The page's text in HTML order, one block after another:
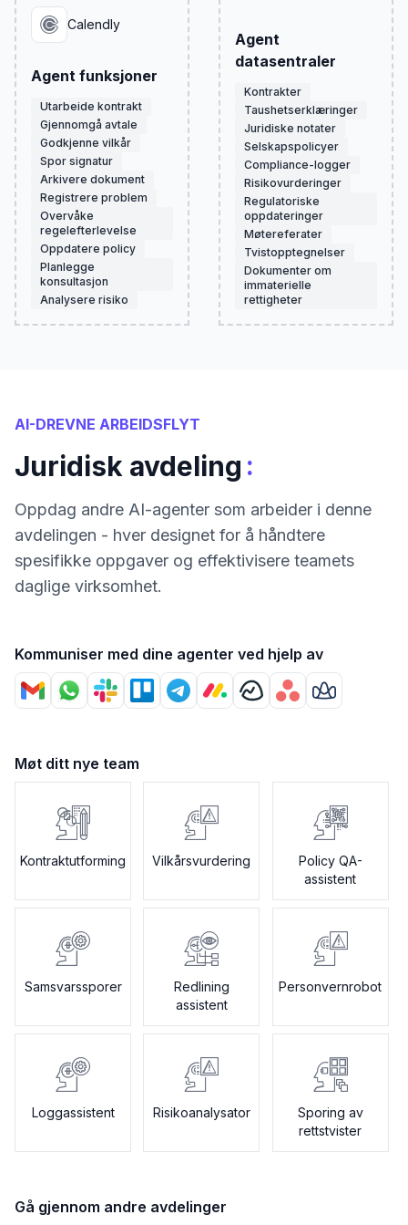
Calendly
Agent funksjoner
Utarbeide kontrakt
Gjennomgå avtale
Godkjenne vilkår
Spor signatur
Arkivere dokument
Registrere problem
Overvåke
regelefterlevelse
Oppdatere policy
Planlegge
konsultasjon
Analysere risiko
Agent
datasentraler
Kontrakter
Taushetserklæringer
Juridiske notater
Selskapspolicyer
Compliance-logger
Risikovurderinger
Regulatoriske
oppdateringer
Møtereferater
Tvistopptegnelser
Dokumenter om
immaterielle
rettigheter
AI-DREVNE ARBEIDSFLYT
Juridisk avdeling :
Oppdag andre AI-agenter som arbeider i denne
avdelingen - hver designet for å håndtere
spesifikke oppgaver og effektivisere teamets
daglige virksomhet.
Kommuniser med dine agenter ved hjelp av
Møt ditt nye team
Kontraktutforming Vilkårsvurdering
Policy QA-
assistent
Samsvarssporer
Redlining
assistent
Personvernrobot
Loggassistent Risikoanalysator
Sporing av
rettstvister
Gå gjennom andre avdelinger